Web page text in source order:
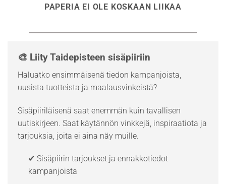
PAPERIA EI OLE KOSKAAN LIIKAA
🎨 Liity Taidepisteen sisäpiiriin
Haluatko ensimmäisenä tiedon kampanjoista,
uusista tuotteista ja maalausvinkeistä?
Sisäpiiriläisenä saat enemmän kuin tavallisen
uutiskirjeen. Saat käytännön vinkkejä, inspiraatiota ja
tarjouksia, joita ei aina näy muille.
✔ Sisäpiirin tarjoukset ja ennakkotiedot
kampanjoista